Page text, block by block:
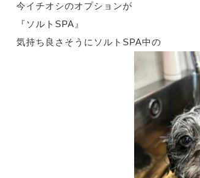
今イチオシのオプションが
『ソルトSPA』
気持ち良さそうにソルトSPA中の